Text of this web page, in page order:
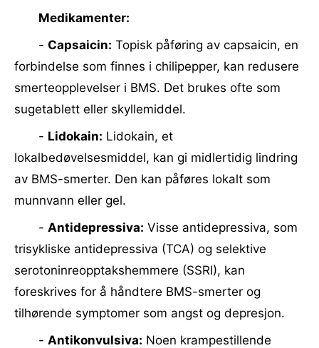
Medikamenter:
- Capsaicin: Topisk påføring av capsaicin, en
forbindelse som finnes i chilipepper, kan redusere
smerteopplevelser i BMS. Det brukes ofte som
sugetablett eller skyllemiddel.
- Lidokain: Lidokain, et
lokalbedøvelsesmiddel, kan gi midlertidig lindring
av BMS-smerter. Den kan påføres lokalt som
munnvann eller gel.
- Antidepressiva: Visse antidepressiva, som
trisykliske antidepressiva (TCA) og selektive
serotoninreopptakshemmere (SSRI), kan
foreskrives for å håndtere BMS-smerter og
tilhørende symptomer som angst og depresjon.
- Antikonvulsiva: Noen krampestillende